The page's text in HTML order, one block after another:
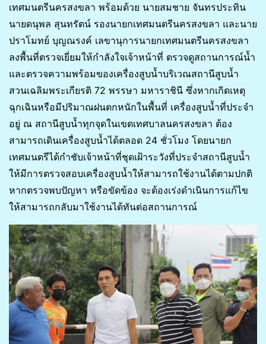
เทศมนตรีนครสงขลา พร้อมด้วย นายสมชาย จันทรประทิน
นายดนุพล สุนทรัตน์ รองนายกเทศมนตรีนครสงขลา และนาย
ปราโมทย์ บุญณรงค์ เลขานุการนายกเทศมนตรีนครสงขลา
ลงพื้นที่ตรวจเยี่ยมให้กำลังใจเจ้าหน้าที่ ตรวจดูสถานการณ์น้ำ
และตรวจความพร้อมของเครื่องสูบน้ำบริเวณสถานีสูบน้ำ
สวนเฉลิมพระเกียรติ 72 พรรษา มหาราชินี ซึ่งหากเกิดเหตุ
ฉุกเฉินหรือมีปริมาณฝนตกหนักในพื้นที่ เครื่องสูบน้ำที่ประจำ
อยู่ ณ สถานีสูบน้ำทุกจุดในเขตเทศบาลนครสงขลา ต้อง
สามารถเดินเครื่องสูบน้ำได้ตลอด 24 ชั่วโมง โดยนายก
เทศมนตรีได้กำชับเจ้าหน้าที่ชุดเฝ้าระวังที่ประจำสถานีสูบน้ำ
ให้มีการตรวจสอบเครื่องสูบน้ำให้สามารถใช้งานได้ตามปกติ
หากตรวจพบปัญหา หรือขัดข้อง จะต้องเร่งดำเนินการแก้ไข
ให้สามารถกลับมาใช้งานได้ทันต่อสถานการณ์